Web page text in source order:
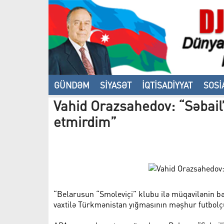
GÜNDƏM SİYASƏT İQTİSADİYYAT
VİDEO
Vahid Orazsahedov:
etmirdim”
“Belarusun “Smoleviçi” klubu ilə müqavilənin
vaxtilə Türkmənistan yığmasının məşhur